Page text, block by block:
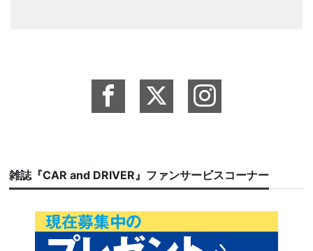
雑誌『CAR and DRIVER』ファンサービスコーナー